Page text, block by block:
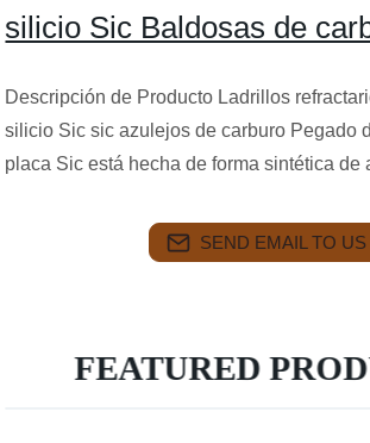
silicio Sic Baldosas de
Descripción de Producto Ladrillos
silicio Sic sic azulejos de carburo Pegado
placa Sic está hecha de forma sintética de
SEND EMAIL TO US
FEATURED